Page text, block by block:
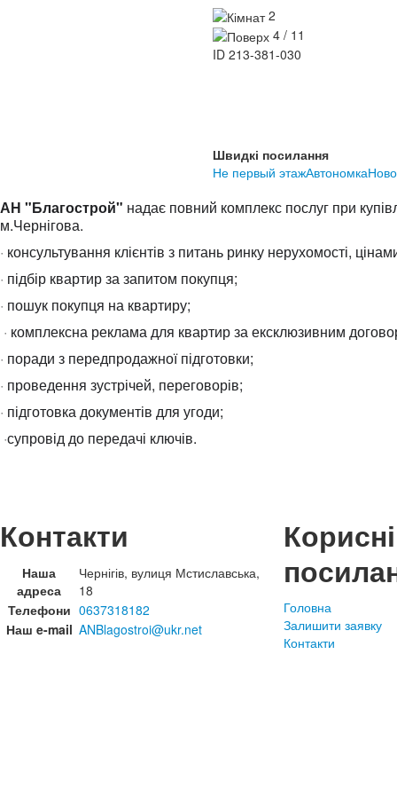
2
4 / 11
ID 213-381-030
Швидкі посилання
Не первый этажАвтономка
АН "Благострой" надає повний комплекс послуг при
м.Чернігова.
· консультування клієнтів з питань ринку нерухомості,
· підбір квартир за запитом покупця;
· пошук покупця на квартиру;
· комплексна реклама для квартир за ексклюзивним
· поради з передпродажної підготовки;
· проведення зустрічей, переговорів;
· підготовка документів для угоди;
·супровід до передачі ключів.
Контакти
Наша
адреса
Чернігів, вулиця Мстиславська,
18
Телефони 0637318182
Наш e-mail ANBlagostroi@ukr.net
Корисні
Головна
Залишити заявку
Контакти